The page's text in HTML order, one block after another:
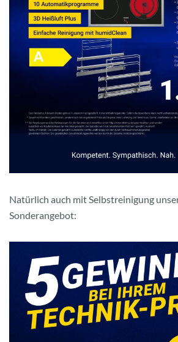
Natürlich auch mit Selbstreinigung
Sonderangebot: